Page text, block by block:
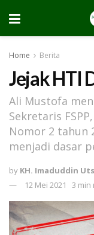
Home Berita
Jejak HTI
Ali Mustofa
Sekretaris
Nomor 2 tahun
menjadi dasar
by KH. Imaduddin
12 Mei 2021
3 min